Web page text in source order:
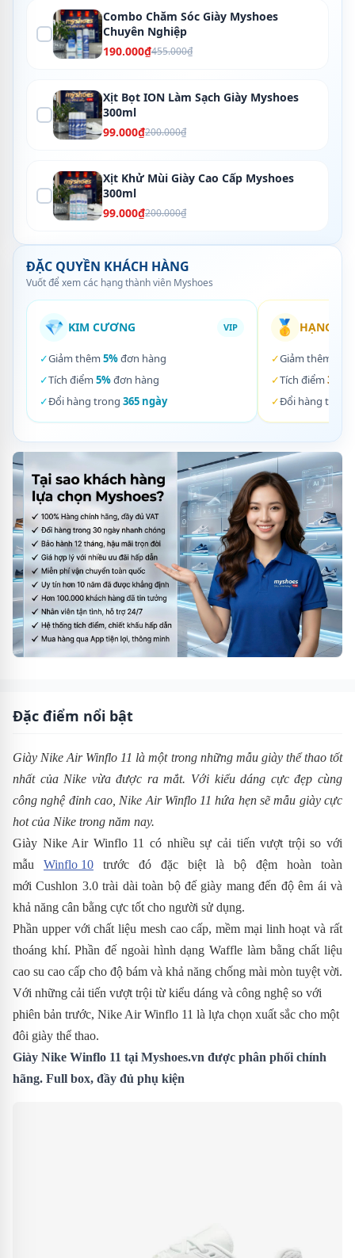
Combo Chăm Sóc Giày Myshoes
Chuyên Nghiệp
190.000₫455.000₫
Xịt Bọt ION Làm Sạch Giày Myshoes
300ml
99.000₫200.000₫
Xịt Khử Mùi Giày Cao Cấp Myshoes
300ml
99.000₫200.000₫
ĐẶC QUYỀN KHÁCH HÀNG
Vuốt để xem các hạng thành viên Myshoes
💎 KIM CƯƠNG VIP
✓Giảm thêm 5%đơn hàng
✓Tích điểm 5%đơn hàng
✓Đổi hàng trong 365 ngày
🥇 HẠNG
✓Giảm thêm
✓Tích điểm 3%
✓Đổi hàng trong
Đặc điểm nổi bật
Giày Nike Air Winflo 11 là một trong những mẫu giày thể thao tốt
nhất của Nike vừa được ra mắt. Với kiểu dáng cực đẹp cùng
công nghệ đỉnh cao, Nike Air Winflo 11 hứa hẹn sẽ mẫu giày cực
hot của Nike trong năm nay.
Giày Nike Air Winflo 11 có nhiều sự cải tiến vượt trội so với
mẫu Winflo 10 trước đó đặc biệt là bộ đệm hoàn toàn
mới Cushlon 3.0 trài dài toàn bộ đế giày mang đến độ êm ái và
khả năng cân bằng cực tốt cho người sử dụng.
Phần upper với chất liệu mesh cao cấp, mềm mại linh hoạt và rất
thoáng khí. Phần đế ngoài hình dạng Waffle làm bằng chất liệu
cao su cao cấp cho độ bám và khả năng chống mài mòn tuyệt vời.
Với những cải tiến vượt trội từ kiểu dáng và công nghệ so với
phiên bản trước, Nike Air Winflo 11 là lựa chọn xuất sắc cho một
đôi giày thể thao.
Giày Nike Winflo 11 tại Myshoes.vn được phân phối chính
hãng. Full box, đầy đủ phụ kiện